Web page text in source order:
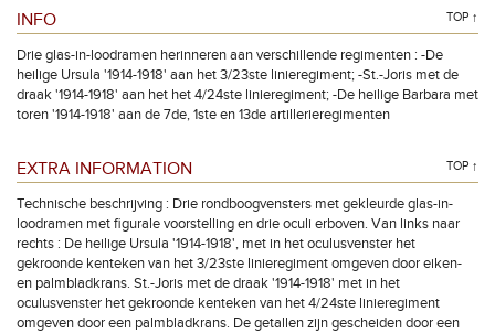
INFO TOP ↑
Drie glas-in-loodramen herinneren aan verschillende regimenten : -De
heilige Ursula '1914-1918' aan het 3/23ste linieregiment; -St.-Joris met de
draak '1914-1918' aan het het 4/24ste linieregiment; -De heilige Barbara met
toren '1914-1918' aan de 7de, 1ste en 13de artillerieregimenten
EXTRA INFORMATION TOP ↑
Technische beschrijving : Drie rondboogvensters met gekleurde glas-in-
loodramen met figurale voorstelling en drie oculi erboven. Van links naar
rechts : De heilige Ursula '1914-1918', met in het oculusvenster het
gekroonde kenteken van het 3/23ste linieregiment omgeven door eiken-
en palmbladkrans. St.-Joris met de draak '1914-1918' met in het
oculusvenster het gekroonde kenteken van het 4/24ste linieregiment
omgeven door een palmbladkrans. De getallen zijn gescheiden door een